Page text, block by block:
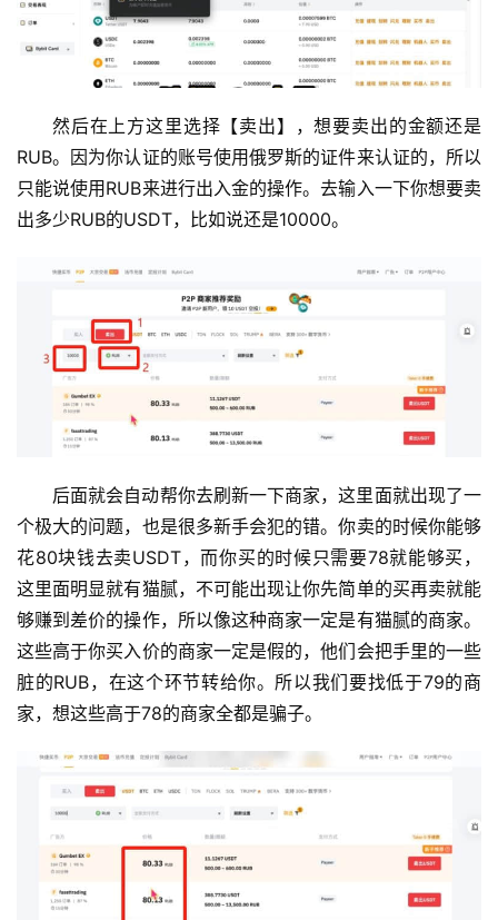
然后在上方这里选择【卖出】，想要卖出的金额还是
RUB。因为你认证的账号使用俄罗斯的证件来认证的，所以
只能说使用RUB来进行出入金的操作。去输入一下你想要卖
出多少RUB的USDT，比如说还是10000。
后面就会自动帮你去刷新一下商家，这里面就出现了一
个极大的问题，也是很多新手会犯的错。你卖的时候你能够
花80块钱去卖USDT，而你买的时候只需要78就能够买，
这里面明显就有猫腻，不可能出现让你先简单的买再卖就能
够赚到差价的操作，所以像这种商家一定是有猫腻的商家。
这些高于你买入价的商家一定是假的，他们会把手里的一些
脏的RUB，在这个环节转给你。所以我们要找低于79的商
家，想这些高于78的商家全都是骗子。